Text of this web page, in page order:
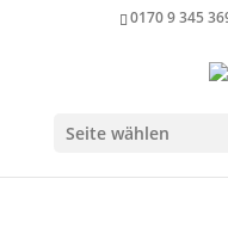
0170 9 345
Seite wählen